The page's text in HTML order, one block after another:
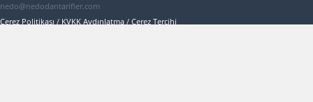
nedo@nedodantarifler.com
Çerez Politikası / KVKK Aydınlatma / Çerez Tercihi